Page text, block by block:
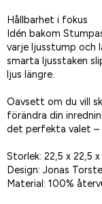
Hållbarhet i fokus
Idén bakom
varje ljusstump och
smarta ljusstaken
ljus längre.
Oavsett om du vill
förändra din
det perfekta valet –
Storlek: 22,5 x 22,5
Design: Jonas
Material: 100%